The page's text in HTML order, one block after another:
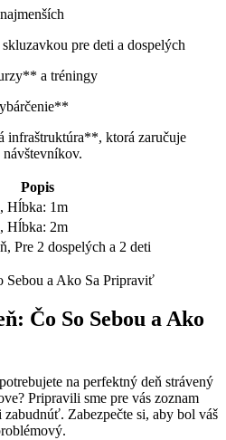
pre deti a dospelých
​a tréningy
infraštruktúra**,‍ ktorá​ zaručuje
Popis
Hĺbka: 1m
Hĺbka: 2m
Pre 2⁤ dospelých‍ a 2 deti
Čo So Sebou a Ako
na perfektný deň‍ strávený
Pripravili sme pre vás zoznam
Zabezpečte si, aby bol váš‌